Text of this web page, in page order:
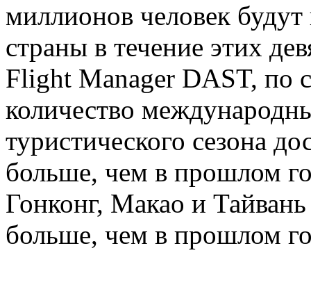
миллионов человек будут
страны в течение этих
Flight Manager DAST, по
количество
туристического сезона
больше, чем в прошлом
Гонконг, Макао и
больше, чем в прошлом